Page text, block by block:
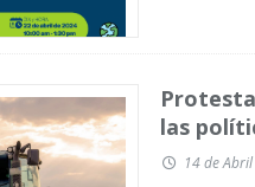
las
14 de